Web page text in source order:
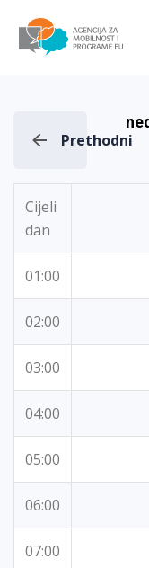
Prethodni
Cijeli
dan
01:00
02:00
03:00
04:00
05:00
06:00
07:00